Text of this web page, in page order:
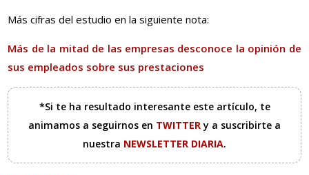
Más cifras del estudio en la siguiente nota:
Más de la mitad de las empresas desconoce la opinión de
sus empleados sobre sus prestaciones
*Si te ha resultado interesante este artículo, te
animamos a seguirnos en TWITTERy a suscribirte a
nuestra NEWSLETTER DIARIA.